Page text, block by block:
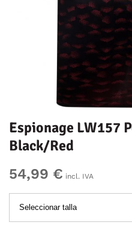
Espionage LW157
Black/Red
54,99 € incl. IVA